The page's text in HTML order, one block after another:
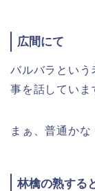
広間にて
バルバラという
事を話していま
まぁ、普通かな
林檎の熟する